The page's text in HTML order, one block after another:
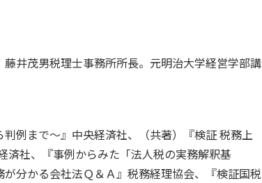
井茂男税理士事務所所長。元明治大学経営学部講
判例まで～』中央経済社、（共著）『検証 税務上
済社、『事例からみた「法人税の実務解釈基
分かる会社法Ｑ＆Ａ』税務経理協会、『検証国税